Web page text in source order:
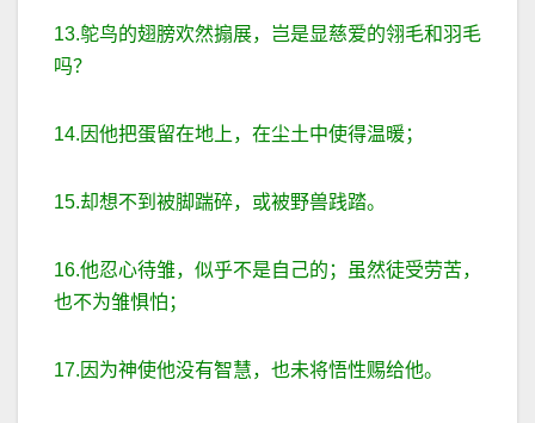
13.鸵鸟的翅膀欢然搧展，岂是显慈爱的翎毛和羽毛
吗？
14.因他把蛋留在地上，在尘土中使得温暖；
15.却想不到被脚踹碎，或被野兽践踏。
16.他忍心待雏，似乎不是自己的；虽然徒受劳苦，
也不为雏惧怕；
17.因为神使他没有智慧，也未将悟性赐给他。